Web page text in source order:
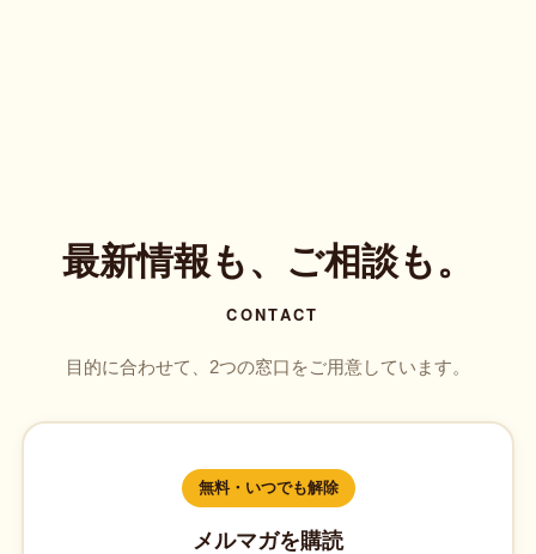
最新情報も、ご相談も。
CONTACT
目的に合わせて、2つの窓口をご用意しています。
無料・いつでも解除
メルマガを購読